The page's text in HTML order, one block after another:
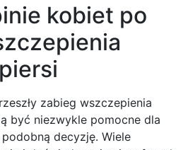
kobiet po
zabieg wszczepienia
być niezwykle pomocne dla
decyzję. Wiele